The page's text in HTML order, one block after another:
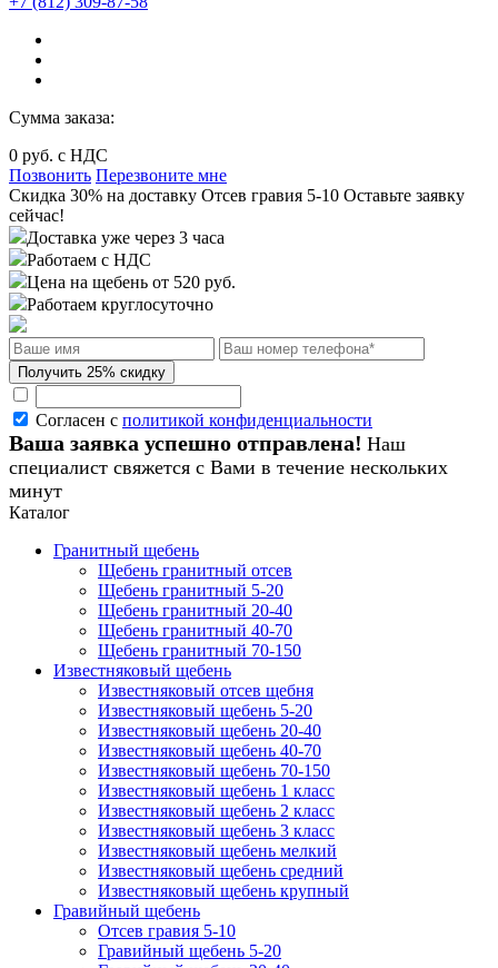
Сумма заказа:
0 руб. с НДС
Позвонить Перезвоните мне
Cкидка 30% на доставку Отсев гравия 5-10 Оставьте заявку
сейчас!
Доставка уже через 3 часа
Работаем с НДС
Цена на щебень от 520 руб.
Работаем круглосуточно
Согласен с политикой конфиденциальности
Ваша заявка успешно отправлена! Наш
специалист свяжется с Вами в течение нескольких
минут
Каталог
Гранитный щебень
Щебень гранитный отсев
Щебень гранитный 5-20
Щебень гранитный 20-40
Щебень гранитный 40-70
Щебень гранитный 70-150
Известняковый щебень
Известняковый отсев щебня
Известняковый щебень 5-20
Известняковый щебень 20-40
Известняковый щебень 40-70
Известняковый щебень 70-150
Известняковый щебень 1 класс
Известняковый щебень 2 класс
Известняковый щебень 3 класс
Известняковый щебень мелкий
Известняковый щебень средний
Известняковый щебень крупный
Гравийный щебень
Отсев гравия 5-10
Гравийный щебень 5-20